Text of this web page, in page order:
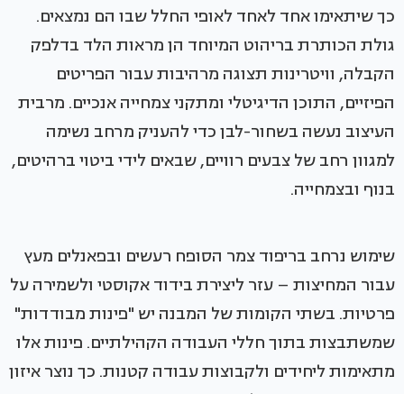
כך שיתאימו אחד לאחד לאופי החלל שבו הם נמצאים.
גולת הכותרת בריהוט המיוחד הן מראות הלד בדלפק
הקבלה, וויטרינות תצוגה מרהיבות עבור הפריטים
הפיזיים, התוכן הדיגיטלי ומתקני צמחייה אנכיים. מרבית
העיצוב נעשה בשחור-לבן כדי להעניק מרחב נשימה
למגוון רחב של צבעים רוויים, שבאים לידי ביטוי ברהיטים,
בנוף ובצמחייה.
שימוש נרחב בריפוד צמר הסופח רעשים ובפאנלים מעץ
עבור המחיצות – עזר ליצירת בידוד אקוסטי ולשמירה על
פרטיות. בשתי הקומות של המבנה יש "פינות מבודדות"
שמשתבצות בתוך חללי העבודה הקהילתיים. פינות אלו
מתאימות ליחידים ולקבוצות עבודה קטנות. כך נוצר איזון